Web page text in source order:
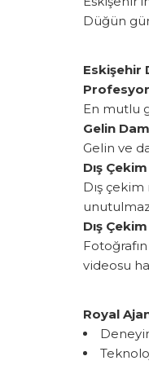
Düğün
Eskişehir
En mutlu
Gelin
Gelin ve
Dış
Dış
Dış
videosu
Royal